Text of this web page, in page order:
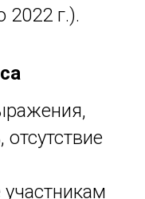
2022 г.).